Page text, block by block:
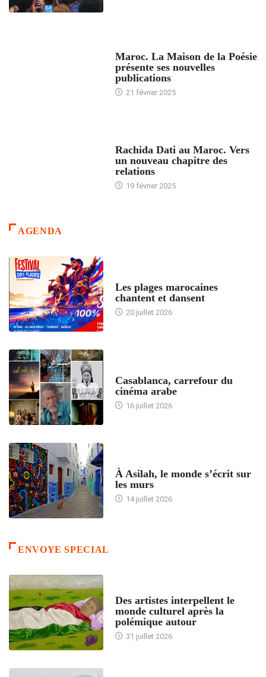
Maroc. La Maison de la Poésie
présente ses nouvelles
publications
21 février 2025
Rachida Dati au Maroc. Vers
un nouveau chapitre des
relations
19 février 2025
AGENDA
Les plages marocaines
chantent et dansent
20 juillet 2026
Casablanca, carrefour du
cinéma arabe
16 juillet 2026
À Asilah, le monde s’écrit sur
les murs
14 juillet 2026
ENVOYE SPECIAL
Des artistes interpellent le
monde culturel après la
polémique autour
31 juillet 2026